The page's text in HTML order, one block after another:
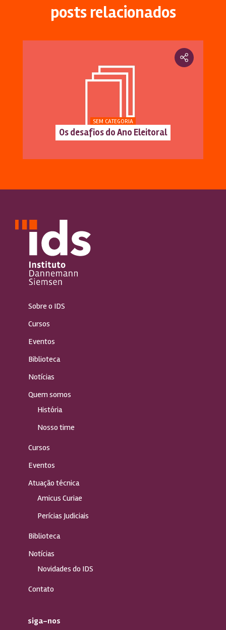
posts relacionados
SEM CATEGORIA
Os desafios do Ano Eleitoral
Sobre o IDS
Cursos
Eventos
Biblioteca
Notícias
Quem somos
História
Nosso time
Cursos
Eventos
Atuação técnica
Amicus Curiae
Perícias Judiciais
Biblioteca
Notícias
Novidades do IDS
Contato
siga-nos